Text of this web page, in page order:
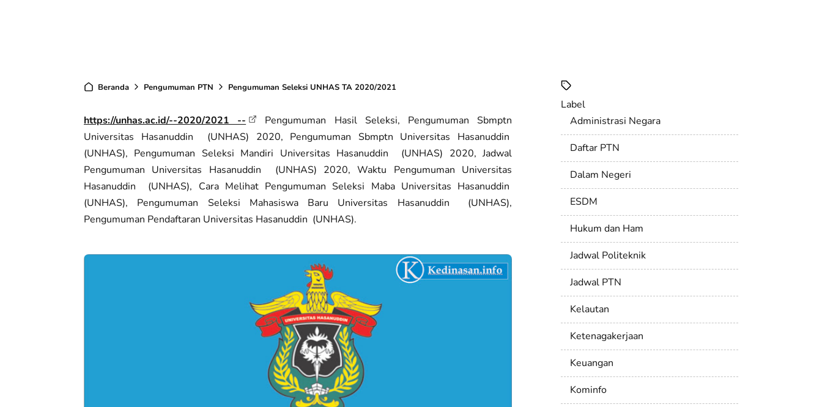
Beranda Pengumuman PTN Pengumuman Seleksi UNHAS TA 2020/2021
https://unhas.ac.id/--2020/2021 --
Pengumuman Hasil Seleksi, Pengumuman Sbmptn
Universitas Hasanuddin (UNHAS) 2020, Pengumuman Sbmptn Universitas Hasanuddin
(UNHAS), Pengumuman Seleksi Mandiri Universitas Hasanuddin (UNHAS) 2020, Jadwal
Pengumuman Universitas Hasanuddin (UNHAS) 2020, Waktu Pengumuman Universitas
Hasanuddin (UNHAS), Cara Melihat Pengumuman Seleksi Maba Universitas Hasanuddin
(UNHAS), Pengumuman Seleksi Mahasiswa Baru Universitas Hasanuddin (UNHAS),
Pengumuman Pendaftaran Universitas Hasanuddin (UNHAS).
Label
Administrasi Negara
Daftar PTN
Dalam Negeri
ESDM
Hukum dan Ham
Jadwal Politeknik
Jadwal PTN
Kelautan
Ketenagakerjaan
Keuangan
Kominfo